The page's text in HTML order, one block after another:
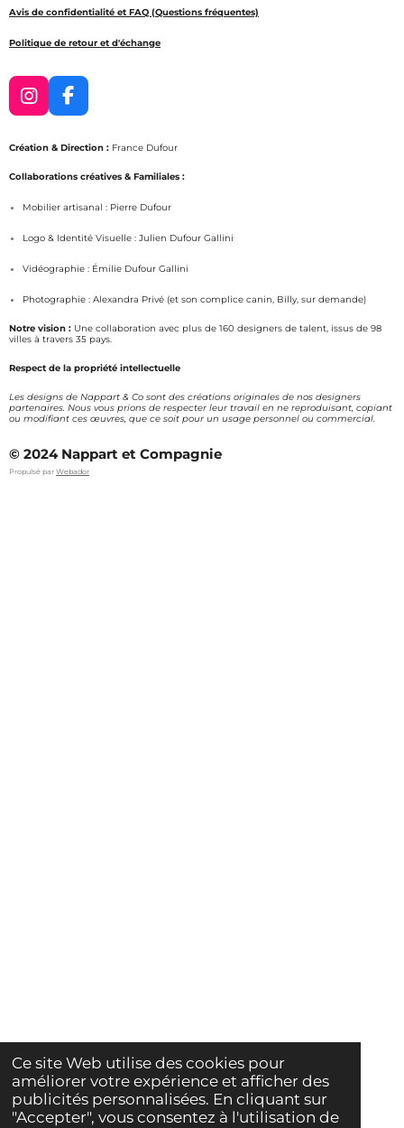
Ce site Web utilise des cookies pour
améliorer votre expérience et afficher des
publicités personnalisées. En cliquant sur
"Accepter", vous consentez à l'utilisation de
Avis de confidentialité et FAQ (Questions fréquentes)
Politique de retour et d'échange
I
n
s
a
r
m
F
a
c
b
o
Création & Direction : France Dufour
Collaborations créatives & Familiales :
Mobilier artisanal : Pierre Dufour
Logo & Identité Visuelle : Julien Dufour Gallini
Vidéographie : Émilie Dufour Gallini
Photographie : Alexandra Privé (et son complice canin, Billy, sur demande)
Notre vision : Une collaboration avec plus de 160 designers de talent, issus de 98
villes à travers 35 pays.
Respect de la propriété intellectuelle
Les designs de Nappart & Co sont des créations originales de nos designers
partenaires. Nous vous prions de respecter leur travail en ne reproduisant, copiant
ou modifiant ces œuvres, que ce soit pour un usage personnel ou commercial.
© 2024 Nappart et Compagnie
Propulsé par Webador